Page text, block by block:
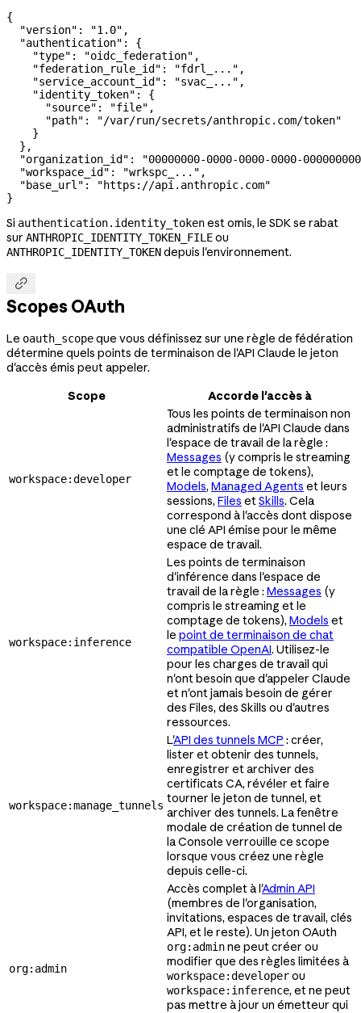
{
  "version"
: "1.0" ,
  "authentication"
: {
    "type"
: "oidc_federation" ,
    "federation_rule_id"
: "fdrl_..." ,
    "service_account_id"
: "svac_..." ,
    "identity_token"
: {
      "source"
: "file" ,
      "path"
:
"/var/run/secrets/anthropic.com/token"
    }
  },
  "organization_id"
:
"00000000-0000-0000-0000-
  "workspace_id"
: "wrkspc_..." ,
  "base_url"
:
"https://api.anthropic.com"
}
Si authentication.identity_tokenest omis, le SDK se rabat
sur ANTHROPIC_IDENTITY_TOKEN_FILEou
ANTHROPIC_IDENTITY_TOKENdepuis l'environnement.

Scopes OAuth
Le oauth_scopeque vous définissez sur une règle de fédération
détermine quels points de terminaison de l'API Claude le jeton
d'accès émis peut appeler.
Scope
Accorde l'accès à
workspace:developer
Tous les points de terminaison non
administratifs de l'API Claude dans
l'espace de travail de la règle :
Messages (y compris le streaming
et le comptage de tokens),
Models, Managed Agents et leurs
sessions, Files etSkills. Cela
correspond à l'accès dont dispose
une clé API émise pour le même
espace de travail.
workspace:inference
Les points de terminaison
d'inférence dans l'espace de
travail de la règle : Messages (y
compris le streaming et le
comptage de tokens), Models et
le point de terminaison de chat
compatible OpenAI. Utilisez-le
pour les charges de travail qui
n'ont besoin que d'appeler Claude
et n'ont jamais besoin de gérer
des Files, des Skills ou d'autres
ressources.
workspace:manage_tunnels
L'API des tunnels MCP : créer,
lister et obtenir des tunnels,
enregistrer et archiver des
certificats CA, révéler et faire
tourner le jeton de tunnel, et
archiver des tunnels. La fenêtre
modale de création de tunnel de
la Console verrouille ce scope
lorsque vous créez une règle
depuis celle-ci.
org:admin
Accès complet à l'Admin API
(membres de l'organisation,
invitations, espaces de travail, clés
API, et le reste). Un jeton OAuth
org:adminne peut créer ou
modifier que des règles limitées à
workspace:developerou
workspace:inference, et ne peut
pas mettre à jour un émetteur qui